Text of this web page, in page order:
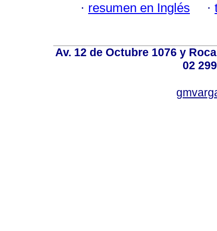
· resumen en Inglés ·
Av. 12 de Octubre 1076 y
02